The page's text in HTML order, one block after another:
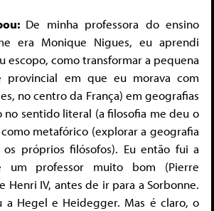
De minha professora do ensino
era Monique Nigues, eu aprendi
escopo, como transformar a pequena
provincial em que eu morava com
no centro da França) em geografias
no sentido literal (a filosofia me deu o
metafórico (explorar a geografia
próprios filósofos). Eu então fui a
um professor muito bom (Pierre
Henri IV, antes de ir para a Sorbonne.
a Hegel e Heidegger. Mas é claro, o